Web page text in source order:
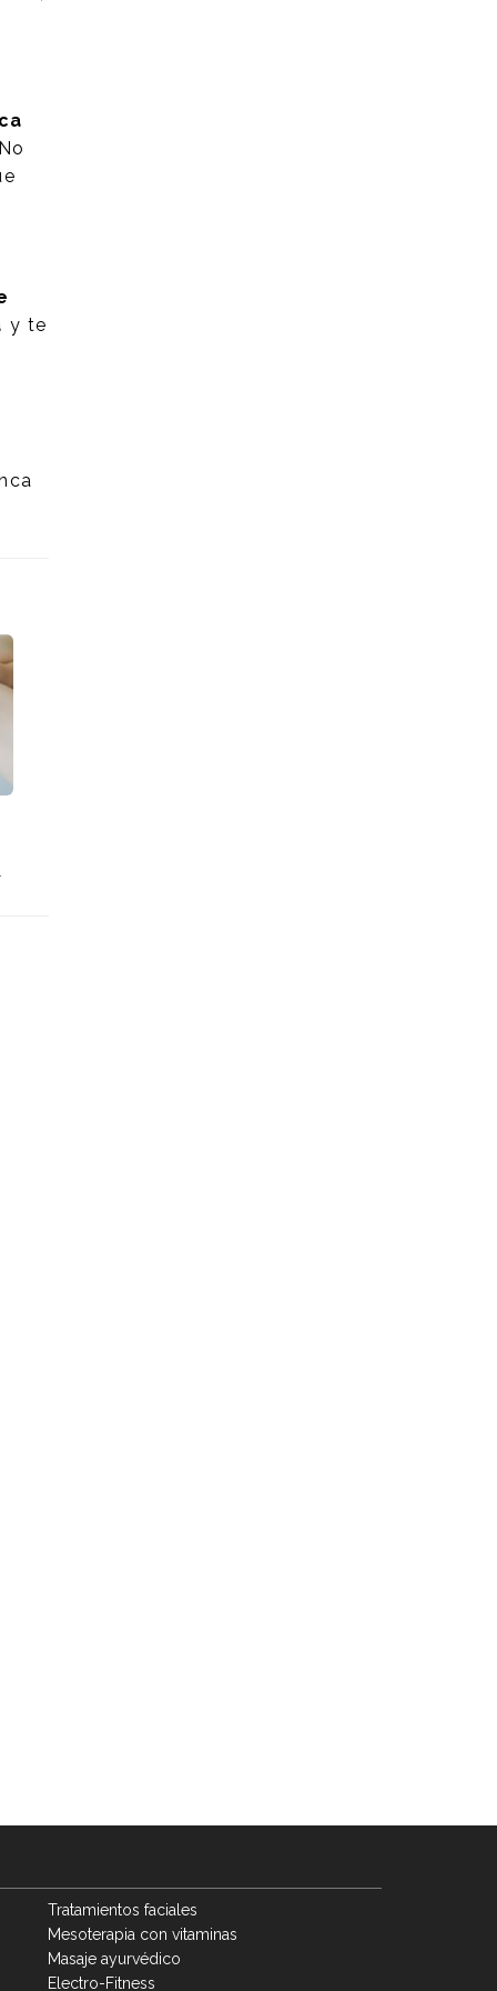
y te
Tratamientos faciales
Mesoterapia con vitaminas
Masaje ayurvédico
Electro-Fitness